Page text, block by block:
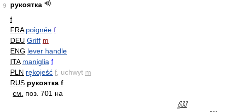
9
рукоятка
f
FRA poignée f
DEU Griff m
ENG lever handle
ITA maniglia f
PLN rękojeść f , uchwyt m
RUS рукоятка f
см.
поз. 701 на